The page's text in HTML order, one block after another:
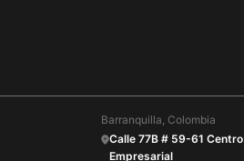
Barranquilla, Colombia
Calle 77B # 59-61 Centro
Empresarial